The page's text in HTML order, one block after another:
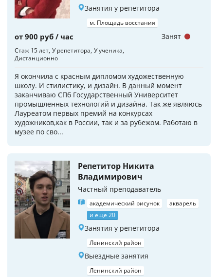
Занятия у репетитора
м. Площадь восстания
от 900 руб / час
Стаж 15 лет У репетитора У ученика
Дистанционно
Я окончила с красным дипломом художественную
школу. И стилистику, и дизайн. В данный момент
заканчиваю СПб Государственный Университет
промышленных технологий и дизайна. Так же являюсь
Лауреатом первых премий на конкурсах
художников,как в России, так и за рубежом. Работаю в
музее по сво...
Занят
Репетитор Никита
Владимирович
Частный преподаватель
академический рисунок
акварель
и еще 20
Занятия у репетитора
Ленинский район
Выездные занятия
Ленинский район